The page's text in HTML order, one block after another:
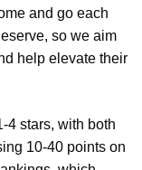
and go each
so we aim
help elevate their
4 stars, with both
10-40 points on